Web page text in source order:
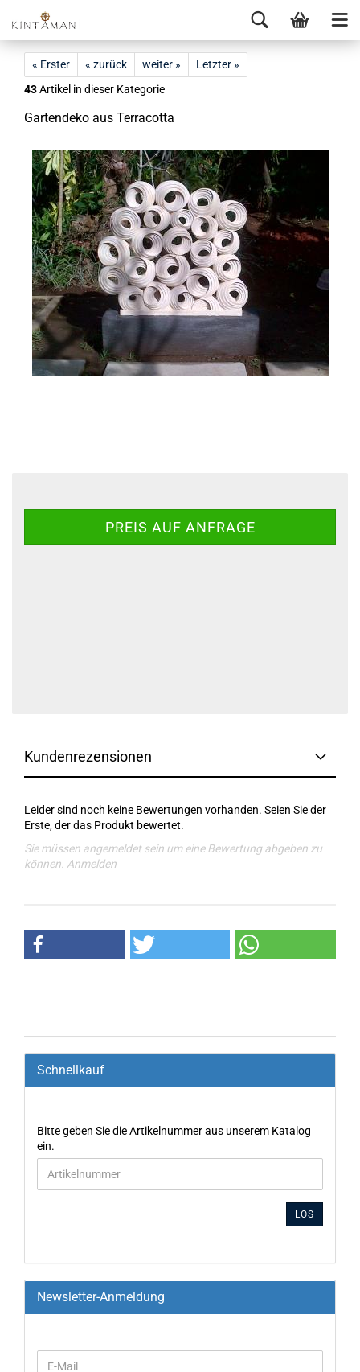
« Erster « zurück weiter »
Letzter »
43Artikel in dieser Kategorie
Gar­ten­de­ko aus Ter­ra­cot­ta
PREIS AUF ANFRAGE
Kundenrezensionen
Leider sind noch keine Bewertungen vorhanden. Seien Sie der
Erste, der das Produkt bewertet.
Sie müssen angemeldet sein um eine Bewertung abgeben zu
können. Anmelden
Schnellkauf
Bitte geben Sie die Artikelnummer aus unserem Katalog
ein.
LOS
Newsletter-Anmeldung